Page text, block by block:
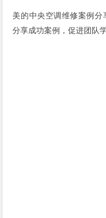
美的中央空调维修案例分
分享成功案例，促进团队学